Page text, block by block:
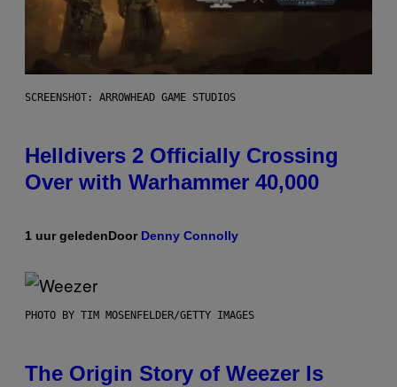
SCREENSHOT: ARROWHEAD GAME STUDIOS
Helldivers 2 Officially Crossing
Over with Warhammer 40,000
1 uur geledenDoor Denny Connolly
PHOTO BY TIM MOSENFELDER/GETTY IMAGES
The Origin Story of Weezer Is